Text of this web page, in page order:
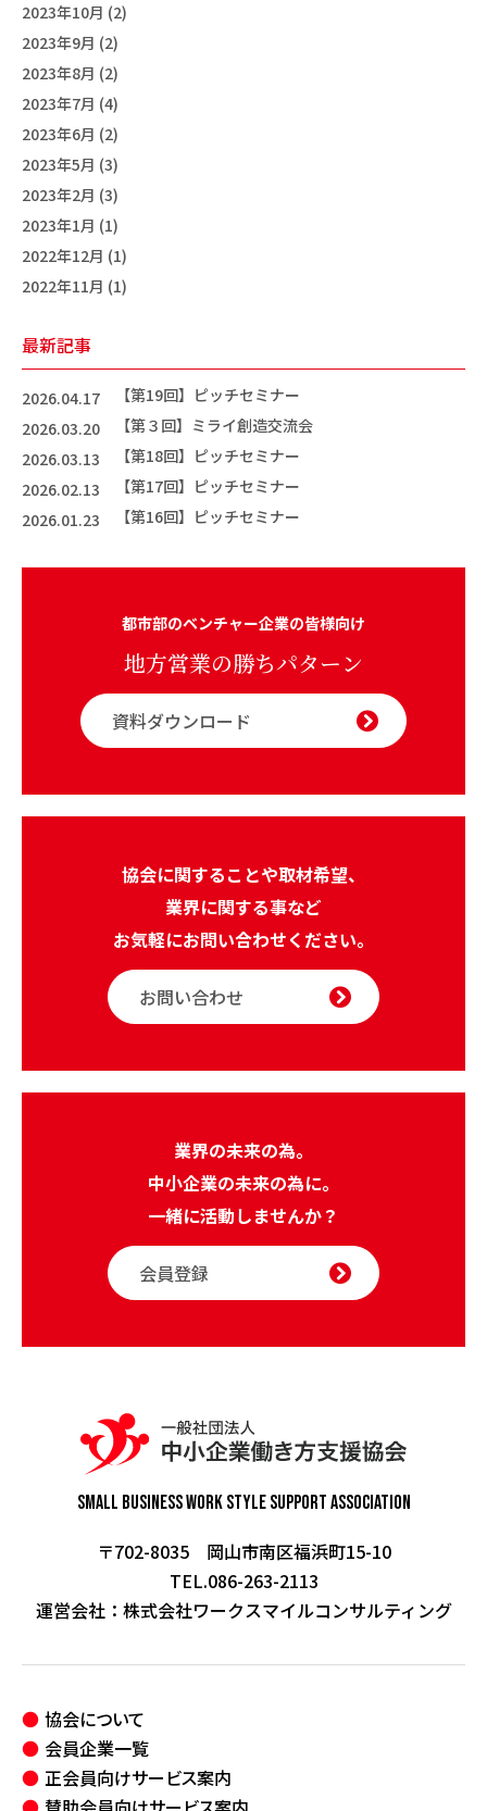
2023年10月 (2)
2023年9月 (2)
2023年8月 (2)
2023年7月 (4)
2023年6月 (2)
2023年5月 (3)
2023年2月 (3)
2023年1月 (1)
2022年12月 (1)
2022年11月 (1)
最新記事
2026.04.17
【第19回】ピッチセミナー
2026.03.20
【第３回】ミライ創造交流会
2026.03.13
【第18回】ピッチセミナー
2026.02.13
【第17回】ピッチセミナー
2026.01.23
【第16回】ピッチセミナー
都市部のベンチャー企業の皆様向け
地方営業の勝ちパターン
資料ダウンロード
協会に関することや取材希望、
業界に関する事など
お気軽にお問い合わせください。
お問い合わせ
業界の未来の為。
中小企業の未来の為に。
一緒に活動しませんか？
会員登録
Small Business Work StyleSupport Association
〒702-8035 岡山市南区福浜町15-10
TEL.086-263-2113
運営会社： 株式会社ワークスマイルコンサルティング
協会について
会員企業一覧
正会員向けサービス案内